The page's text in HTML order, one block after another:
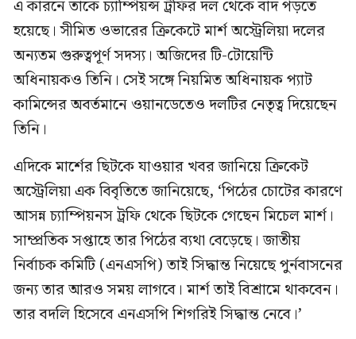
এ কারনে তাকে চ্যাম্পিয়ন্স ট্রফির দল থেকে বাদ পড়তে
হয়েছে। সীমিত ওভারের ক্রিকেটে মার্শ অস্ট্রেলিয়া দলের
অন্যতম গুরুত্বপূর্ণ সদস্য। অজিদের টি-টোয়েন্টি
অধিনায়কও তিনি। সেই সঙ্গে নিয়মিত অধিনায়ক প্যাট
কামিন্সের অবর্তমানে ওয়ানডেতেও দলটির নেতৃত্ব দিয়েছেন
তিনি।
এদিকে মার্শের ছিটকে যাওয়ার খবর জানিয়ে ক্রিকেট
অস্ট্রেলিয়া এক বিবৃতিতে জানিয়েছে, ‘পিঠের চোটের কারণে
আসন্ন চ্যাম্পিয়নস ট্রফি থেকে ছিটকে গেছেন মিচেল মার্শ।
সাম্প্রতিক সপ্তাহে তার পিঠের ব্যথা বেড়েছে। জাতীয়
নির্বাচক কমিটি (এনএসপি) তাই সিদ্ধান্ত নিয়েছে পুর্নবাসনের
জন্য তার আরও সময় লাগবে। মার্শ তাই বিশ্রামে থাকবেন।
তার বদলি হিসেবে এনএসপি শিগরিই সিদ্ধান্ত নেবে।’